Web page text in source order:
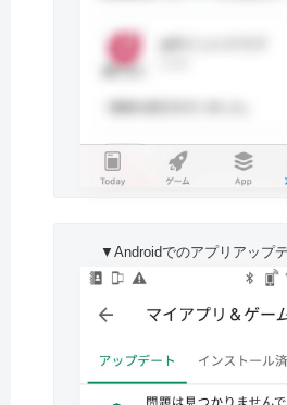
▼Androidでのアプリアップ